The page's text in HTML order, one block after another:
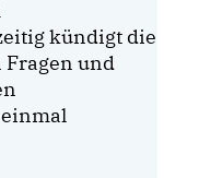
kündigt die
Fragen und